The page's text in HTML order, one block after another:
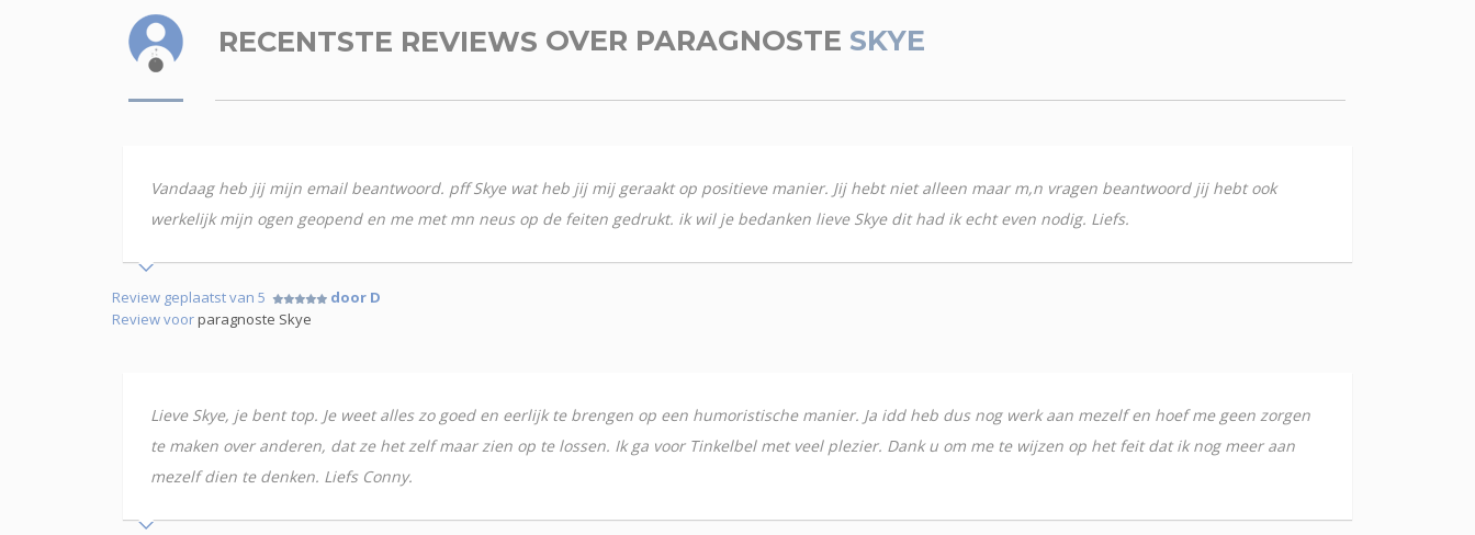
RECENTSTE REVIEWS OVER PARAGNOSTE SKYE
Vandaag heb jij mijn email beantwoord. pff Skye wat heb jij mij geraakt op positieve manier. Jij hebt niet alleen maar m,n vragen beantwoord jij hebt ook
werkelijk mijn ogen geopend en me met mn neus op de feiten gedrukt. ik wil je bedanken lieve Skye dit had ik echt even nodig. Liefs.
Review geplaatst van 5
door D
Review voorparagnoste Skye
Lieve Skye, je bent top. Je weet alles zo goed en eerlijk te brengen op een humoristische manier. Ja idd heb dus nog werk aan mezelf en hoef me geen zorgen
te maken over anderen, dat ze het zelf maar zien op te lossen. Ik ga voor Tinkelbel met veel plezier. Dank u om me te wijzen op het feit dat ik nog meer aan
mezelf dien te denken. Liefs Conny.